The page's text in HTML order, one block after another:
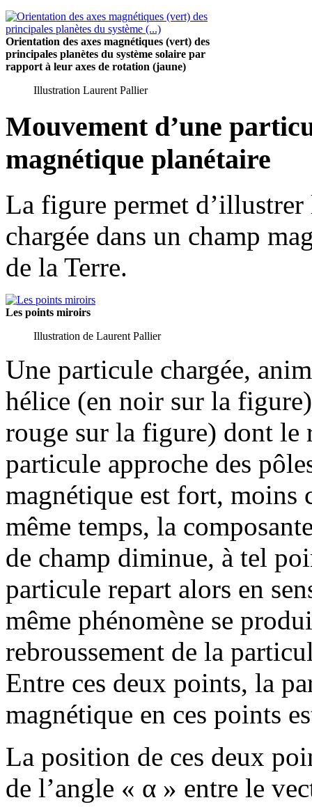
Orientation des axes magnétiques (vert) des
principales planètes du système solaire par
rapport à leur axes de rotation (jaune)
Illustration Laurent Pallier
Mouvement d’une
magnétique planétaire
La figure permet
chargée dans un champ
de la Terre.
Les points miroirs
Illustration de Laurent Pallier
Une particule chargée,
hélice (en noir sur la
rouge sur la figure) dont le
particule approche des
magnétique est fort, moins
même temps, la
de champ diminue, à tel
particule repart alors en
même phénomène se
rebroussement de la
Entre ces deux points, la
magnétique en ces points
La position de ces deux
de l’angle « α » entre le